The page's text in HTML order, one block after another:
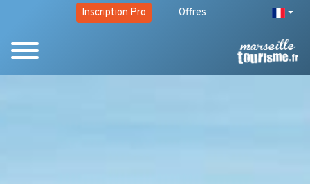
Inscription Pro Offres